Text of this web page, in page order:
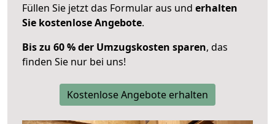
Füllen Sie jetzt das Formular aus und erhalten
Sie kostenlose Angebote.
Bis zu 60 % der Umzugskosten sparen, das
finden Sie nur bei uns!
Kostenlose Angebote erhalten